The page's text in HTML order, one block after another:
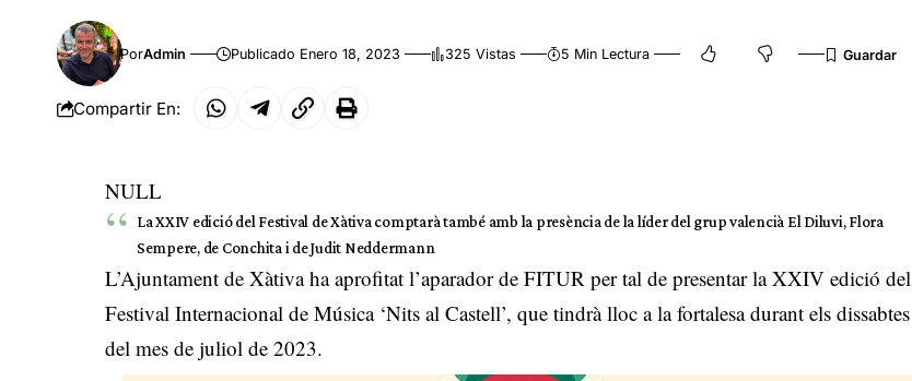
PorAdmin Publicado Enero 18, 2023 325 Vistas 5 Min Lectura
Compartir En:
NULL
La XXIV edició del Festival de Xàtiva comptarà també amb la presència de la líder del grup valencià El Diluvi, Flora
Sempere, de Conchita i de Judit Neddermann
L’Ajuntament de Xàtiva ha aprofitat l’aparador de FITUR per tal de presentar la XXIV edició del
Festival Internacional de Música ‘Nits al Castell’, que tindrà lloc a la fortalesa durant els dissabtes
del mes de juliol de 2023.